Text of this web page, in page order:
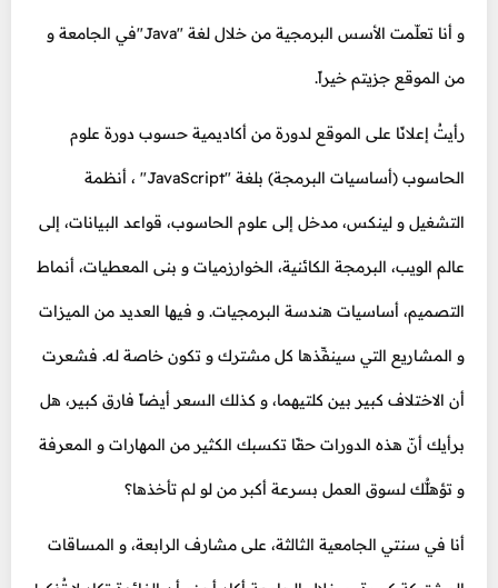
و أنا تعلّمت الأسس البرمجية من خلال لغة "Java"في الجامعة و
من الموقع جزيتم خيراً.
رأيتُ إعلانًا على الموقع لدورة من أكاديمية حسوب دورة علوم
الحاسوب (أساسيات البرمجة) بلغة "JavaScript" ، أنظمة
التشغيل و لينكس، مدخل إلى علوم الحاسوب، قواعد البيانات، إلى
عالم الويب، البرمجة الكائنية، الخوارزميات و بنى المعطيات، أنماط
التصميم، أساسيات هندسة البرمجيات. و فيها العديد من الميزات
و المشاريع التي سينفِّذها كل مشترك و تكون خاصة له. فشعرت
أن الاختلاف كبير بين كلتيهما، و كذلك السعر أيضاً فارق كبير، هل
برأيك أنّ هذه الدورات حقًا تكسبك الكثير من المهارات و المعرفة
و تؤهلُّك لسوق العمل بسرعة أكبر من لو لم تأخذها؟
أنا في سنتي الجامعية الثالثة، على مشارف الرابعة، و المساقات